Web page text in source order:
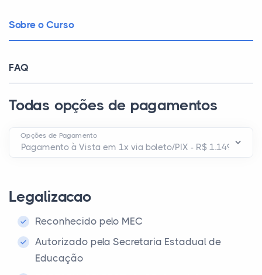
Sobre o Curso
FAQ
Todas opções de pagamentos
Opções de Pagamento
Legalizacao
Reconhecido pelo MEC
Autorizado pela Secretaria Estadual de
Educação